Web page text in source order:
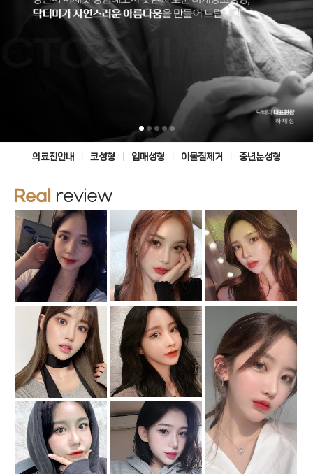
의료진안내 코성형 입매성형 이물질제거 중년눈성형
Real review